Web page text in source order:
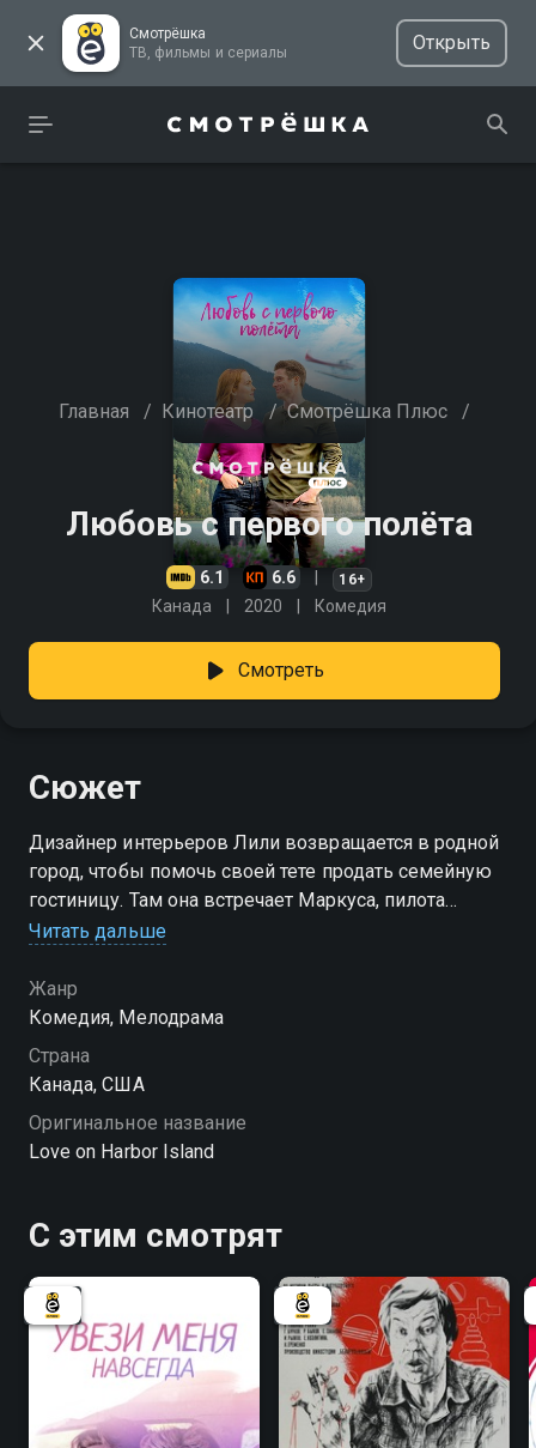
Смотрёшка
ТВ, фильмы и сериалы
Открыть
Главная / Кинотеатр / Смотрёшка Плюс /
Любовь с первого полёта
6.1 6.6 16+
Канада 2020 Комедия
Смотреть
Сюжет
Дизайнер интерьеров Лили возвращается в родной
город, чтобы помочь своей тете продать семейную
гостиницу. Там она встречает Маркуса, пилота
гидросамолета, который еще и владеет приютом
понимает, что дом там, где сердце.
Читать дальше
Жанр
Комедия, Мелодрама
Страна
Канада, США
Оригинальное название
Love on Harbor Island
С этим смотрят